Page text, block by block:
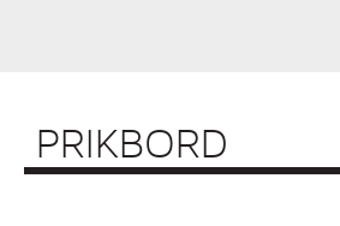
PRIKBORD